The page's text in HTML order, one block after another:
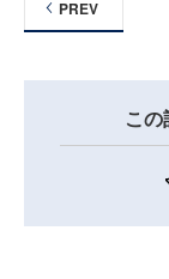
PREV
こ